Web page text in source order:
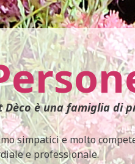
Dèco è una famiglia di
simpatici e molto
e professionale.